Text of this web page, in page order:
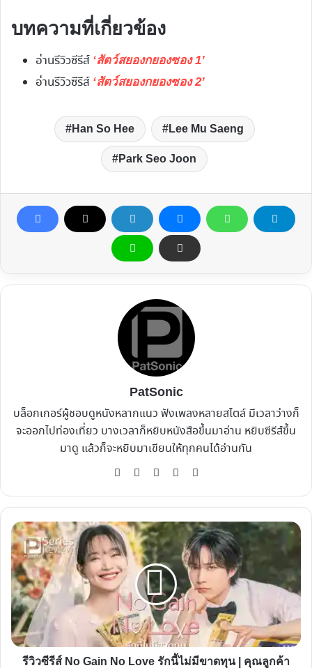
บทความที่เกี่ยวข้อง
อ่านรีวิวซีรีส์ ‘สัตว์สยองกยองซอง 1’
อ่านรีวิวซีรีส์ ‘สัตว์สยองกยองซอง 2’
Han So Hee
Lee Mu Saeng
Park Seo Joon
PatSonic
บล็อกเกอร์ผู้ชอบดูหนังหลากแนว ฟังเพลงหลายสไตล์ มีเวลาว่างก็
จะออกไปท่องเที่ยว บางเวลาก็หยิบหนังสือขึ้นมาอ่าน หยิบซีรีส์ขึ้น
มาดู แล้วก็จะหยิบมาเขียนให้ทุกคนได้อ่านกัน
WebsiteFacebook
X YouTube
รีวิว
ซี
รีส์
No
Gain
No
Love
รัก
รีวิวซีรีส์ No Gain No Love รักนี้ไม่มีขาดทุน | คุณลูกค้า